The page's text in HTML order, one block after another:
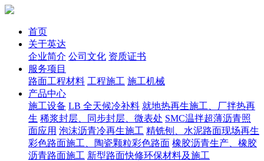
首页
关于英达
企业简介 公司文化 资质证书
服务项目
路面工程材料 工程施工 施工机械
产品中心
施工设备 LB 全天候冷补料 就地热再生施工、厂拌热再
生 稀浆封层、同步封层、微表处 SMC温拌超薄沥青照
面应用 泡沫沥青冷再生施工 精铣刨、水泥路面现场再生
彩色路面施工、陶瓷颗粒彩色路面 橡胶沥青生产、橡胶
沥青路面施工 新型路面快修环保材料及施工